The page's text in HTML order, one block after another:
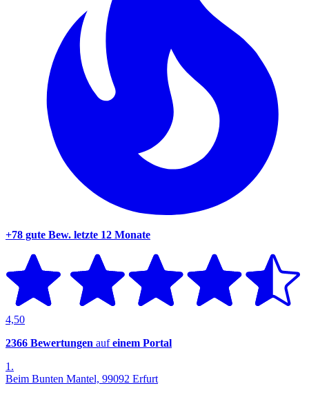
+78 gute Bew. letzte 12 Monate
4,50
2366 Bewertungen aufeinem Portal
1.
Beim Bunten Mantel, 99092 Erfurt